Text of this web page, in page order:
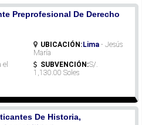
Preprofesional De Derecho
UBICACIÓN:Lima - Jesús
María
el
SUBVENCIÓN:S/.
1,130.00 Soles
De Historia,